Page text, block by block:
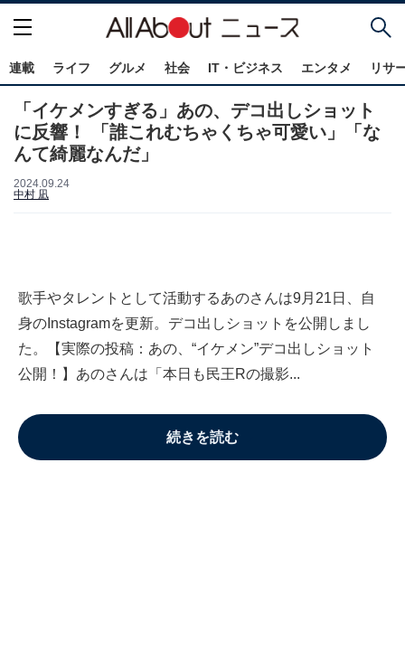
連載 ライフ グルメ 社会 IT・ビジネス エンタメ リサ
「イケメンすぎる」あの、デコ出しショット
に反響！ 「誰これむちゃくちゃ可愛い」「な
んて綺麗なんだ」
2024.09.24
中村 凪
歌手やタレントとして活動するあのさんは9月21日、自
身のInstagramを更新。デコ出しショットを公開しまし
た。【実際の投稿：あの、“イケメン”デコ出しショット
公開！】あのさんは「本日も民王Rの撮影...
続きを読む